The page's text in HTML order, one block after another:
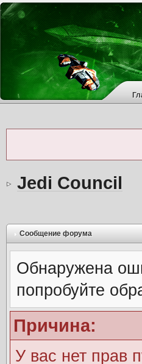
Jedi Council
Сообщение форума
Обнаружена
попробуйте
Причина:
У вас нет прав